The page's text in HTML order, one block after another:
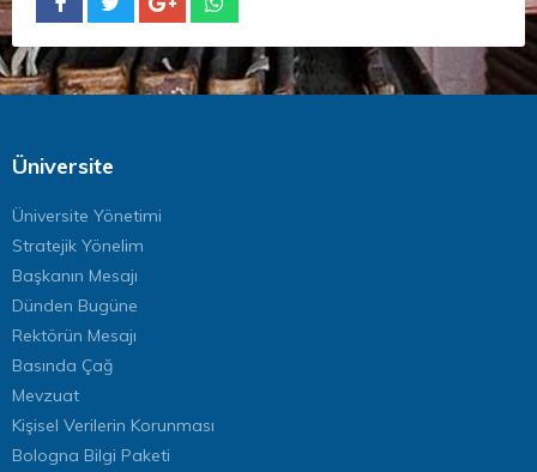
Üniversite
Üniversite Yönetimi
Stratejik Yönelim
Başkanın Mesajı
Dünden Bugüne
Rektörün Mesajı
Basında Çağ
Mevzuat
Kişisel Verilerin Korunması
Bologna Bilgi Paketi